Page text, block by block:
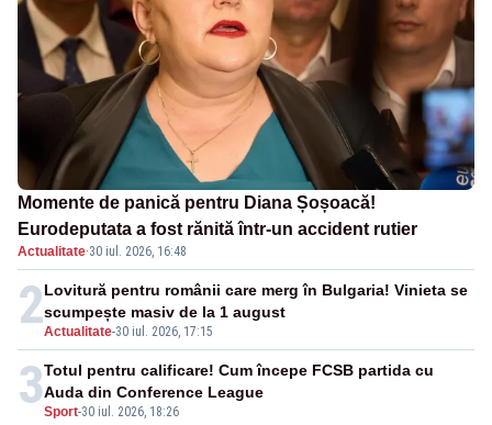
Momente de panică pentru Diana Șoșoacă!
Eurodeputata a fost rănită într-un accident rutier
Actualitate·30 iul. 2026, 16:48
2Actualitate-30 iul. 2026, 17:15
Lovitură pentru românii care merg în Bulgaria! Vinieta se
scumpește masiv de la 1 august
3Sport-30 iul. 2026, 18:26
Totul pentru calificare! Cum începe FCSB partida cu
Auda din Conference League